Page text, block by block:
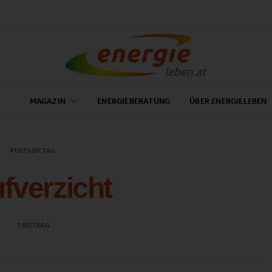
MAGAZIN ENERGIEBERATUNG ÜBER ENERGIELEBEN
POSTS BY TAG
1 BEITRAG